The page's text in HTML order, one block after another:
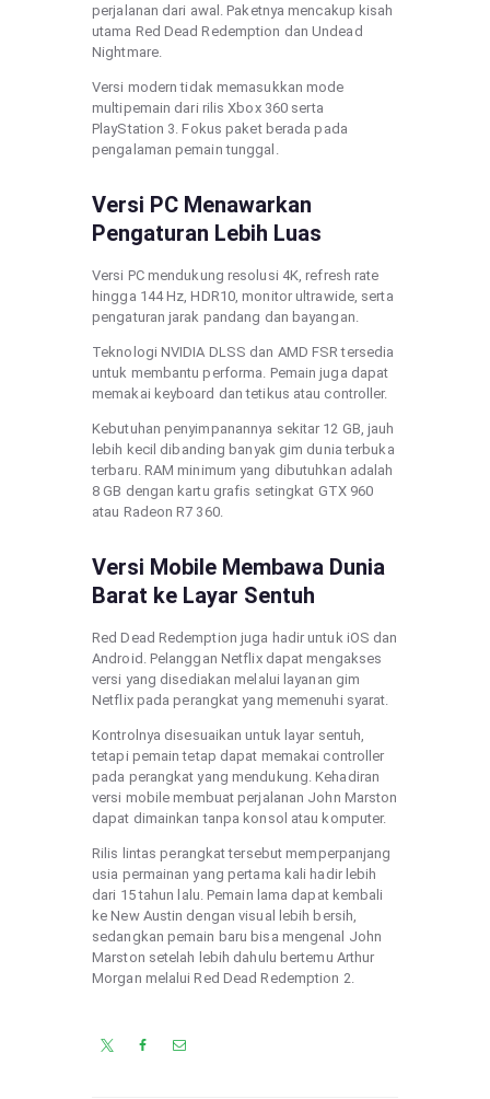
perjalanan dari awal. Paketnya mencakup kisah
utama Red Dead Redemption dan Undead
Nightmare.
Versi modern tidak memasukkan mode
multipemain dari rilis Xbox 360 serta
PlayStation 3. Fokus paket berada pada
pengalaman pemain tunggal.
Versi PC Menawarkan
Pengaturan Lebih Luas
Versi PC mendukung resolusi 4K, refresh rate
hingga 144 Hz, HDR10, monitor ultrawide, serta
pengaturan jarak pandang dan bayangan.
Teknologi NVIDIA DLSS dan AMD FSR tersedia
untuk membantu performa. Pemain juga dapat
memakai keyboard dan tetikus atau controller.
Kebutuhan penyimpanannya sekitar 12 GB, jauh
lebih kecil dibanding banyak gim dunia terbuka
terbaru. RAM minimum yang dibutuhkan adalah
8 GB dengan kartu grafis setingkat GTX 960
atau Radeon R7 360.
Versi Mobile Membawa Dunia
Barat ke Layar Sentuh
Red Dead Redemption juga hadir untuk iOS dan
Android. Pelanggan Netflix dapat mengakses
versi yang disediakan melalui layanan gim
Netflix pada perangkat yang memenuhi syarat.
Kontrolnya disesuaikan untuk layar sentuh,
tetapi pemain tetap dapat memakai controller
pada perangkat yang mendukung. Kehadiran
versi mobile membuat perjalanan John Marston
dapat dimainkan tanpa konsol atau komputer.
Rilis lintas perangkat tersebut memperpanjang
usia permainan yang pertama kali hadir lebih
dari 15 tahun lalu. Pemain lama dapat kembali
ke New Austin dengan visual lebih bersih,
sedangkan pemain baru bisa mengenal John
Marston setelah lebih dahulu bertemu Arthur
Morgan melalui Red Dead Redemption 2.